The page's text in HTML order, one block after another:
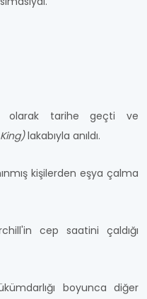
olarak tarihe geçti ve
lakabıyla anıldı.
kişilerden eşya çalma
cep saatini çaldığı
boyunca diğer